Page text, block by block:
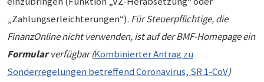
„Zahlungserleichterungen“). Für Steuerpflichtige, die
FinanzOnline nicht verwenden, ist auf der BMF-Homepage ein
Formularverfügbar (Kombinierter Antrag zu
Sonderregelungen betreffend Coronavirus, SR 1-CoV)